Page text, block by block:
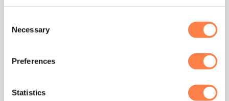
Selection
Necessary
Preferences
Statistics
Antislip Mat Voor Pilates
Pilates Blok Klein – Blauw